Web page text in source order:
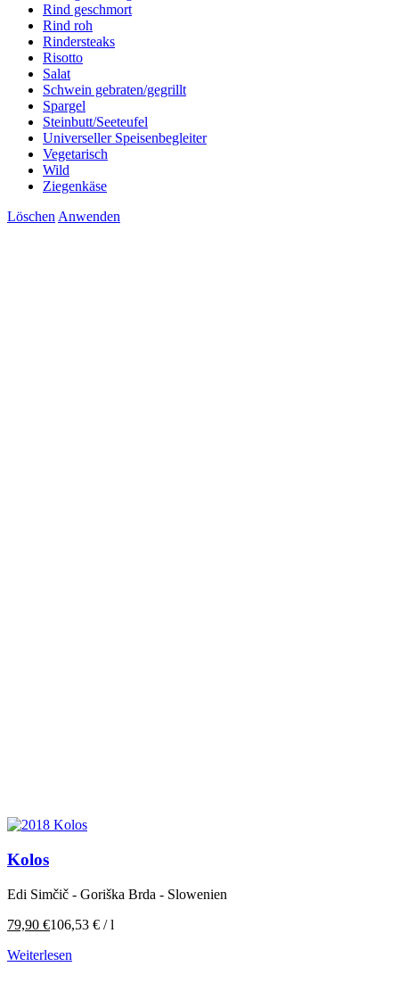
Rind geschmort
Rind roh
Rindersteaks
Risotto
Salat
Schwein gebraten/gegrillt
Spargel
Steinbutt/Seeteufel
Universeller Speisenbegleiter
Vegetarisch
Wild
Ziegenkäse
Löschen Anwenden
Kolos
Edi Simčič - Goriška Brda - Slowenien
79,90 €106,53 € /l
Weiterlesen